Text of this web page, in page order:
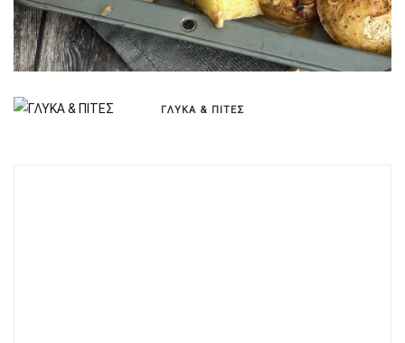
ΓΛΥΚΑ & ΠΙΤΕΣ